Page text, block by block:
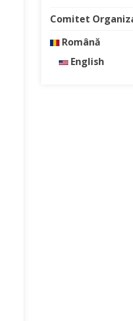
Comitet
Română
English